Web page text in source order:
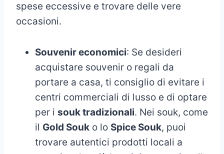
spese eccessive e trovare delle vere
occasioni.
Souvenir economici: Se desideri
acquistare souvenir o regali da
portare a casa, ti consiglio di evitare i
centri commerciali di lusso e di optare
per i souk tradizionali. Nei souk, come
il Gold Souk o lo Spice Souk, puoi
trovare autentici prodotti locali a